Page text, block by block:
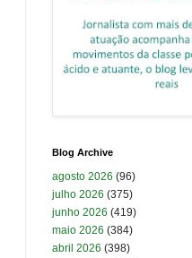
Blog Archive
agosto 2026 (96)
julho 2026 (375)
junho 2026 (419)
maio 2026 (384)
abril 2026 (398)